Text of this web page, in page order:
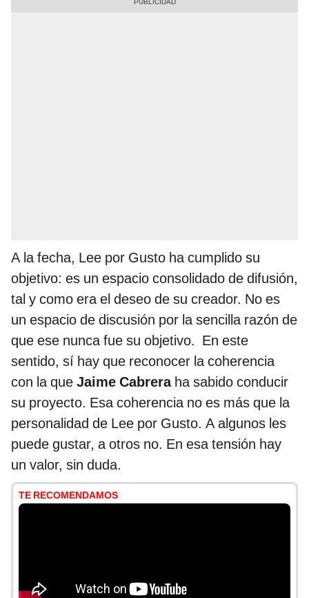
A la fecha, Lee por Gusto ha cumplido su
objetivo: es un espacio consolidado de difusión,
tal y como era el deseo de su creador. No es
un espacio de discusión por la sencilla razón de
que ese nunca fue su objetivo. En este
sentido, sí hay que reconocer la coherencia
con la que Jaime Cabreraha sabido conducir
su proyecto. Esa coherencia no es más que la
personalidad de Lee por Gusto. A algunos les
puede gustar, a otros no. En esa tensión hay
un valor, sin duda.
TE RECOMENDAMOS